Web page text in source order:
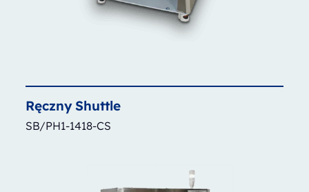
RęcznyShuttle
SB/PH1-1418-CS